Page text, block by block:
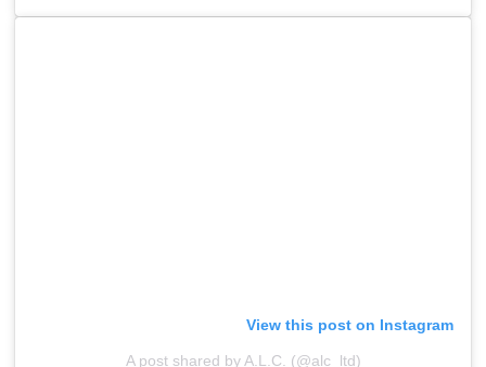
View this post on Instagram
A post shared by A.L.C. (@alc_ltd)